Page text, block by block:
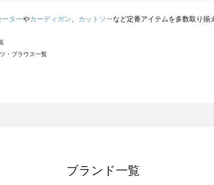
ーターやカーディガン カットソーなど定番アイテムを多数取り揃
・ブラウス一覧
のシャツ・ブラウス一覧
・ブラウス一覧
ブランド一覧